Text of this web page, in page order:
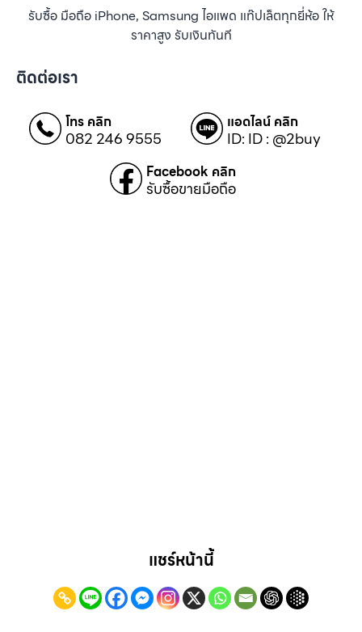
รับซื้อ มือถือ iPhone, Samsung ไอแพด แท๊ปเล็ตทุกยี่ห้อ ให้
ราคาสูง รับเงินทันที
ติดต่อเรา
โทร คลิก
082 246 9555
แอดไลน์ คลิก
ID: ID : @2buy
Facebook คลิก
รับซื้อขายมือถือ
แชร์หน้านี้